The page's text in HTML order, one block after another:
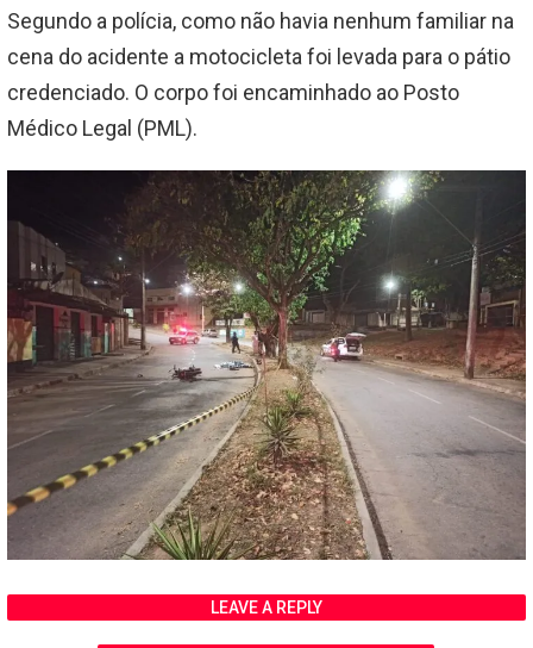
Segundo a polícia, como não havia nenhum familiar na
cena do acidente a motocicleta foi levada para o pátio
credenciado. O corpo foi encaminhado ao Posto
Médico Legal (PML).
LEAVE A REPLY